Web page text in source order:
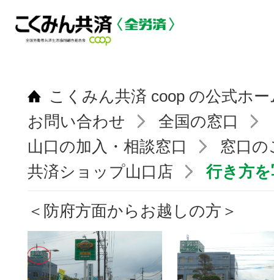
こくみん共済 coop の公式ホ
お問い合わせ
全国の窓口
山口の加入・相談窓口
窓口の
共済ショップ山口店
行き方
＜防府方面からお越しの方＞